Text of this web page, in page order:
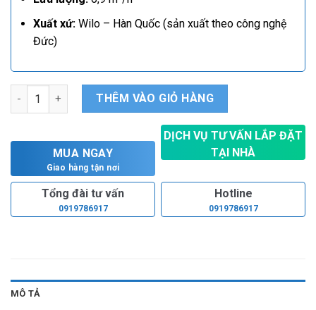
Xuất xứ:Wilo – Hàn Quốc (sản xuất theo công nghệ
Đức)
Máy bơm hỏa tiễn Wilo PSB 1533HE số lượng
THÊM VÀO GIỎ HÀNG
MUA NGAY
Giao hàng tận nơi
DỊCH VỤ TƯ VẤN LẮP ĐẶT
TẠI NHÀ
Tổng đài tư vấn
0919786917
Hotline
0919786917
MÔ TẢ